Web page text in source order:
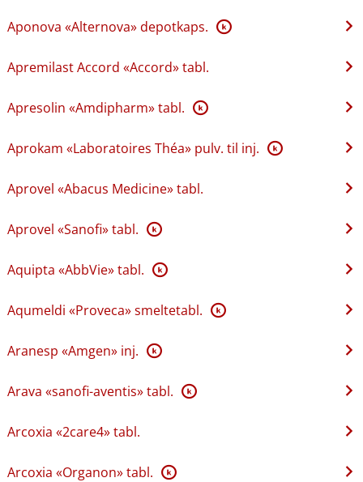
Aponova «Alternova» depotkaps. K
Apremilast Accord «Accord» tabl.
Apresolin «Amdipharm» tabl. K
Aprokam «Laboratoires Théa» pulv. til inj. K
Aprovel «Abacus Medicine» tabl.
Aprovel «Sanofi» tabl. K
Aquipta «AbbVie» tabl. K
Aqumeldi «Proveca» smeltetabl. K
Aranesp «Amgen» inj. K
Arava «sanofi-aventis» tabl. K
Arcoxia «2care4» tabl.
Arcoxia «Organon» tabl. K